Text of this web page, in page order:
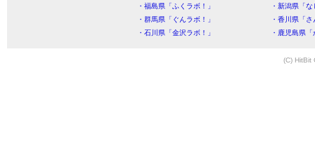
・福島県「ふくラボ！」
・新潟県「
・群馬県「ぐんラボ！」
・香川県「
・石川県「金沢ラボ！」
・鹿児島県
(C) HitBit